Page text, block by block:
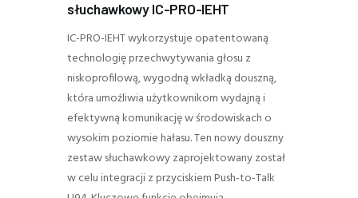
słuchawkowy IC-PRO-IEHT
IC-PRO-IEHT wykorzystuje opatentowaną
technologię przechwytywania głosu z
niskoprofilową, wygodną wkładką douszną,
która umożliwia użytkownikom wydajną i
efektywną komunikację w środowiskach o
wysokim poziomie hałasu. Ten nowy douszny
zestaw słuchawkowy zaprojektowany został
w celu integracji z przyciskiem Push-to-Talk